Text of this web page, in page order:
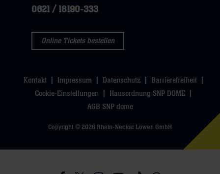
0621 / 18190-333
Online Tickets bestellen
Kontakt Impressum Datenschutz
Barrierefreiheit
Cookie-Einstellungen
Hausordnung SNP DOME
AGB SNP dome
Copyright © 2026 Rhein-Neckar Löwen GmbH